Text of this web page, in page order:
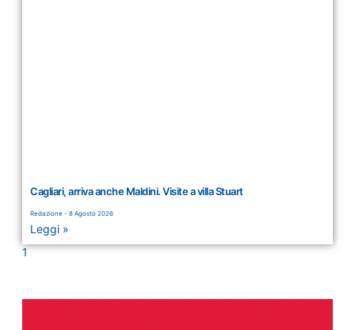
Cagliari, arriva anche Maldini. Visite a villa Stuart
Redazione 8 Agosto 2026
Leggi »